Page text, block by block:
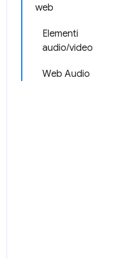
web
Elementi
audio/video
Web Audio